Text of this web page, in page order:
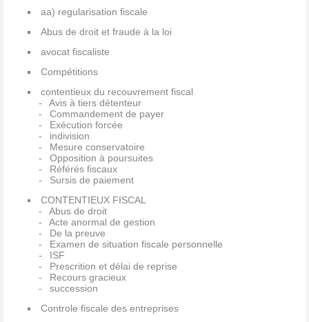
aa) regularisation fiscale
Abus de droit et fraude à la loi
avocat fiscaliste
Compétitions
contentieux du recouvrement fiscal
Avis à tiers détenteur
Commandement de payer
Exécution forcée
indivision
Mesure conservatoire
Opposition à poursuites
Référés fiscaux
Sursis de paiement
CONTENTIEUX FISCAL
Abus de droit
Acte anormal de gestion
De la preuve
Examen de situation fiscale personnelle
ISF
Prescrition et délai de reprise
Recours gracieux
succession
Controle fiscale des entreprises